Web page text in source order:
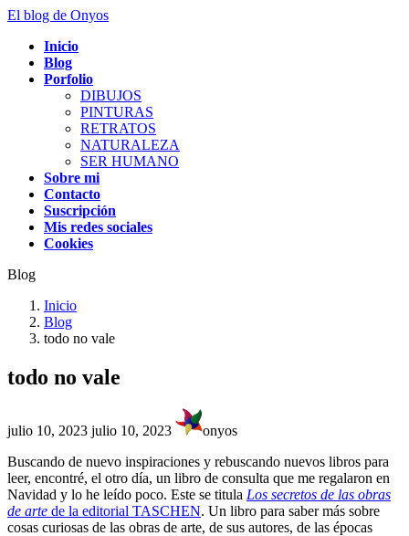
Saltar
contenido
Saltar
navegación
El blog de Onyos
Inicio
Blog
Porfolio
DIBUJOS
PINTURAS
RETRATOS
NATURALEZA
SER HUMANO
Sobre mi
Contacto
Suscripción
Mis redes sociales
Cookies
Blog
Inicio
Blog
todo no vale
todo no vale
julio 10, 2023 actualización
julio 10, 2023
onyos
Buscando de nuevo inspiraciones y rebuscando nuevos libros para
leer, encontré, el otro día, un libro de consulta que me regalaron en
Navidad y lo he leído poco. Este se titula Los secretos de las obras
de arte de la editorial TASCHEN. Un libro para saber más sobre
cosas curiosas de las obras de arte, de sus autores, de las épocas